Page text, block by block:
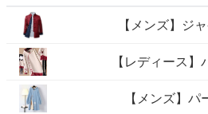
【メンズ】ジ
【レディース】
【メンズ】パ